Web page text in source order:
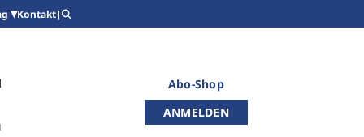
Kontakt|
Abo-Shop
ANMELDEN